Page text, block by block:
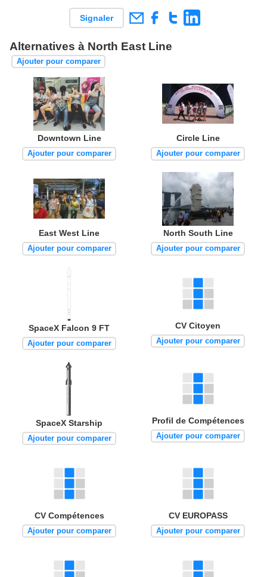
Signaler
Alternatives à North East Line
Ajouter pour comparer
Downtown Line
Ajouter pour comparer
Circle Line
Ajouter pour comparer
East West Line
Ajouter pour comparer
North South Line
Ajouter pour comparer
SpaceX Falcon 9 FT
Ajouter pour comparer
CV Citoyen
Ajouter pour comparer
SpaceX Starship
Ajouter pour comparer
Profil de Compétences
Ajouter pour comparer
CV Compétences
Ajouter pour comparer
CV EUROPASS
Ajouter pour comparer